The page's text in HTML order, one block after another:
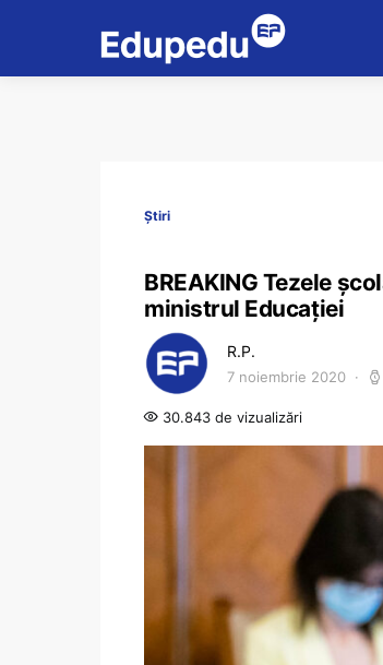
Știri
BREAKING Tezele
ministrul Educației
R.P.
7 noiembrie 2020
30.843 de vizualizări